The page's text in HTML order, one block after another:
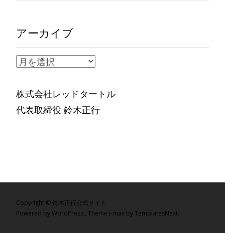
アーカイブ
ア
カ
イ
株式会社レッドタートル
代表取締役 鈴木正行
Copyright © 鈴木正行公式サイト
Powered by WordPress , Theme i-max by TemplatesNext.